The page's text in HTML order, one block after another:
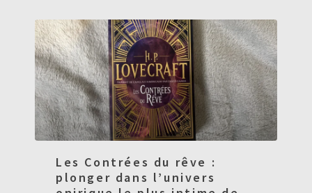
Les Contrées du rêve :
plonger dans l’univers